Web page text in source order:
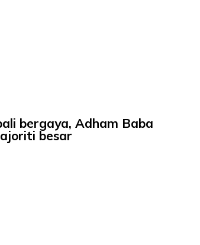
bergaya, Adham Baba
besar